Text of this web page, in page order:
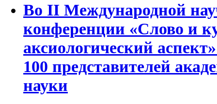
Во II Международной
конференции «Слово и
аксиологический
100 представителей
науки